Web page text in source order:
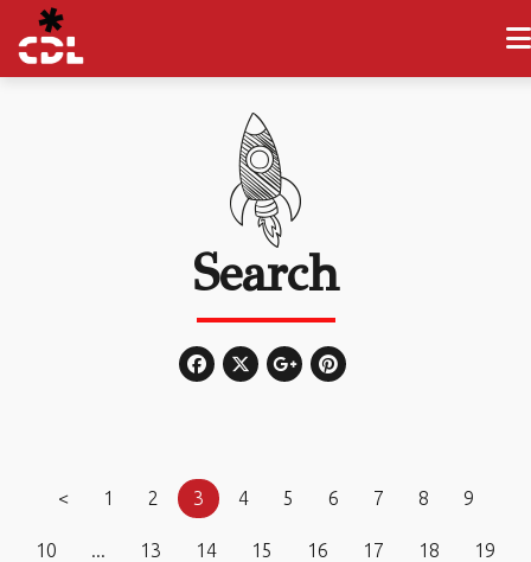
Search
< 1 2 3 4 5 6 7 8 9
10 ... 13 14 15 16 17 18 19